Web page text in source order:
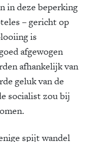
in deze beperking
– gericht op
is
afgewogen
afhankelijk van
geluk van de
socialist zou bij
spijt wandel